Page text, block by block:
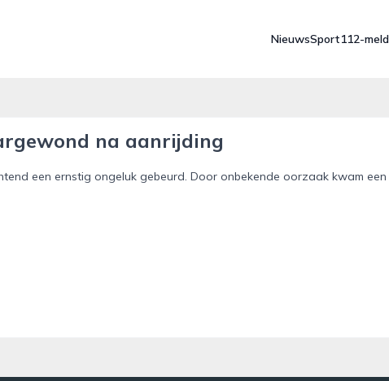
NieuwsSport112-
na aanrijding
een ernstig ongeluk gebeurd. Door onbekende oorzaak kwam een